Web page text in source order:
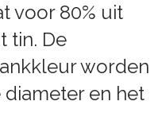
voor 80% uit
tin. De
worden
en het